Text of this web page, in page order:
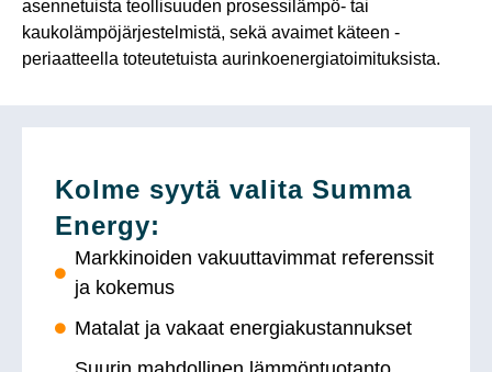
asennetuista teollisuuden prosessilämpö- tai
kaukolämpöjärjestelmistä, sekä avaimet käteen -
periaatteella toteutetuista aurinkoenergiatoimituksista.
Kolme syytä valita Summa
Energy:
Markkinoiden vakuuttavimmat referenssit
ja kokemus
Matalat ja vakaat energiakustannukset